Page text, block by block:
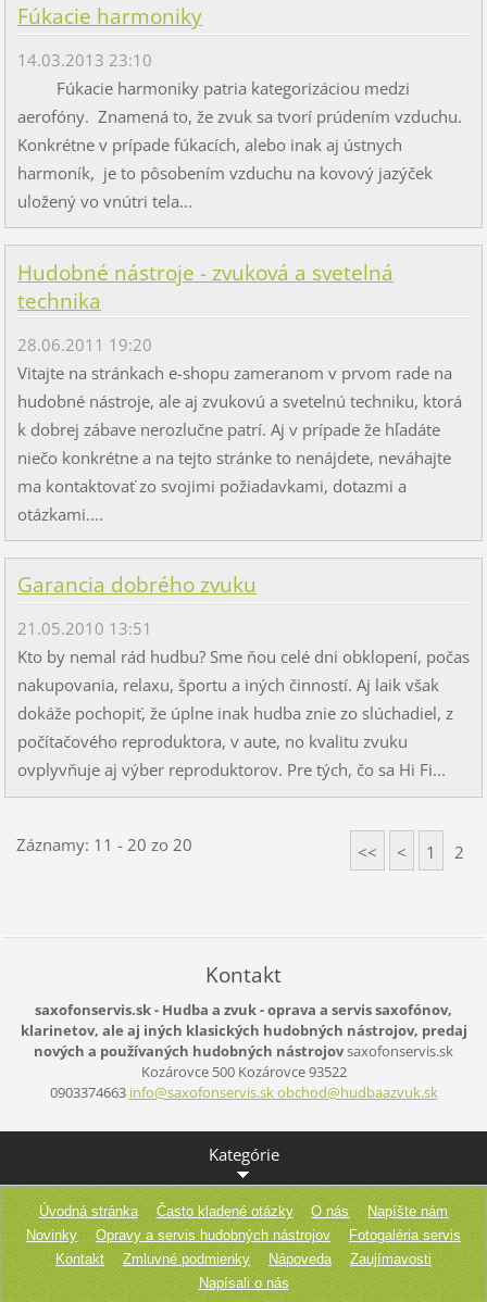
Fúkacie harmoniky
14.03.2013 23:10
Fúkacie harmoniky patria kategorizáciou medzi
aerofóny. Znamená to, že zvuk sa tvorí prúdením vzduchu.
Konkrétne v prípade fúkacích, alebo inak aj ústnych
harmoník, je to pôsobením vzduchu na kovový jazýček
uložený vo vnútri tela...
Hudobné nástroje - zvuková a svetelná
technika
28.06.2011 19:20
Vitajte na stránkach e-shopu zameranom v prvom rade na
hudobné nástroje, ale aj zvukovú a svetelnú techniku, ktorá
k dobrej zábave nerozlučne patrí. Aj v prípade že hľadáte
niečo konkrétne a na tejto stránke to nenájdete, neváhajte
ma kontaktovať zo svojimi požiadavkami, dotazmi a
otázkami....
Garancia dobrého zvuku
21.05.2010 13:51
Kto by nemal rád hudbu? Sme ňou celé dni obklopení, počas
nakupovania, relaxu, športu a iných činností. Aj laik však
dokáže pochopiť, že úplne inak hudba znie zo slúchadiel, z
počítačového reproduktora, v aute, no kvalitu zvuku
ovplyvňuje aj výber reproduktorov. Pre tých, čo sa Hi Fi...
Záznamy: 11 - 20 zo 20 << < 1 2
Kontakt
saxofonservis.sk - Hudba a zvuk - oprava a servis saxofónov,
klarinetov, ale aj iných klasických hudobných nástrojov, predaj
nových a používaných hudobných nástrojovsaxofonservis.sk
Kozárovce 500Kozárovce93522
0903374663 info@saxofonservis.sk obchod@hudbaazvuk.sk
Kategórie
Úvodná stránka Často kladené otázky O nás
Napíšte nám
Novinky
Opravy a servis hudobných nástrojov
Fotogaléria servis
Kontakt
Zmluvné podmienky Nápoveda
Zaujímavosti
Napísali o nás